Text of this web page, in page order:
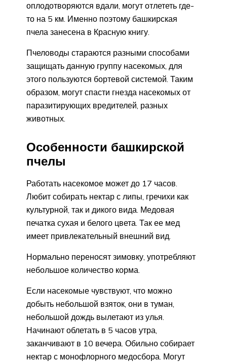
оплодотворяются вдали, могут отлететь где-
то на 5 км. Именно поэтому башкирская
пчела занесена в Красную книгу.
Пчеловоды стараются разными способами
защищать данную группу насекомых, для
этого пользуются бортевой системой. Таким
образом, могут спасти гнезда насекомых от
паразитирующих вредителей, разных
животных.
Особенности башкирской
пчелы
Работать насекомое может до 17 часов.
Любит собирать нектар с липы, гречихи как
культурной, так и дикого вида. Медовая
печатка сухая и белого цвета. Так ее мед
имеет привлекательный внешний вид.
Нормально переносят зимовку, употребляют
небольшое количество корма.
Если насекомые чувствуют, что можно
добыть небольшой взяток, они в туман,
небольшой дождь вылетают из улья.
Начинают облетать в 5 часов утра,
заканчивают в 10 вечера. Обильно собирает
нектар с монофлорного медосбора. Могут